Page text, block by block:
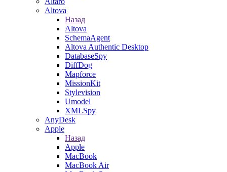
Altova
Назад
Altova
SchemaAgent
Altova Authentic Desktop
DatabaseSpy
DiffDog
Mapforce
MissionKit
Stylevision
Umodel
XMLSpy
AnyDesk
Apple
Назад
Apple
MacBook
MacBook Air